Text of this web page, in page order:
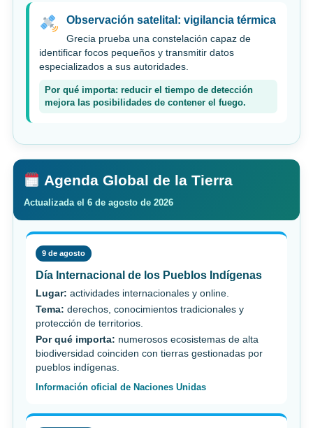
Observación satelital: vigilancia térmica
Grecia prueba una constelación capaz de
identificar focos pequeños y transmitir datos
especializados a sus autoridades.
Por qué importa: reducir el tiempo de detección
mejora las posibilidades de contener el fuego.
Agenda Global de la Tierra
Actualizada el 6 de agosto de 2026
9 de agosto
Día Internacional de los Pueblos Indígenas
Lugar: actividades internacionales y online.
Tema: derechos, conocimientos tradicionales y
protección de territorios.
Por qué importa: numerosos ecosistemas de alta
biodiversidad coinciden con tierras gestionadas por
pueblos indígenas.
Información oficial de Naciones Unidas